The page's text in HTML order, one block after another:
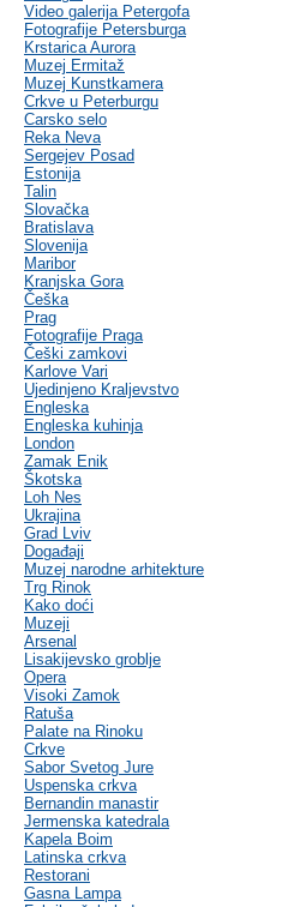
Video galerija Petergofa
Fotografije Petersburga
Krstarica Aurora
Muzej Ermitaž
Muzej Kunstkamera
Crkve u Peterburgu
Carsko selo
Reka Neva
Sergejev Posad
Estonija
Talin
Slovačka
Bratislava
Slovenija
Maribor
Kranjska Gora
Češka
Prag
Fotografije Praga
Češki zamkovi
Karlove Vari
Ujedinjeno Kraljevstvo
Engleska
Engleska kuhinja
London
Zamak Enik
Škotska
Loh Nes
Ukrajina
Grad Lviv
Događaji
Muzej narodne arhitekture
Trg Rinok
Kako doći
Muzeji
Arsenal
Lisakijevsko groblje
Opera
Visoki Zamok
Ratuša
Palate na Rinoku
Crkve
Sabor Svetog Jure
Uspenska crkva
Bernandin manastir
Jermenska katedrala
Kapela Boim
Latinska crkva
Restorani
Gasna Lampa